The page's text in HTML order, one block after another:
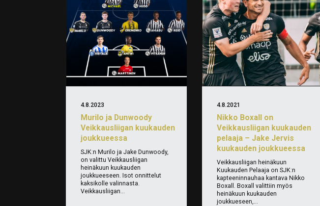
Murilo ja Dunwoody
Veikkausliigan kuukauden
joukkueessa
4.8.2023
SJK:n Murilo ja Jake Dunwoody,
on valittu Veikkausliigan
heinäkuun kuukauden
joukkueeseen. Isot onnittelut
kaksikolle valinnasta.
Veikkausliigan...
Nikko Boxall on
Veikkausliigan kuukauden
pelaaja – Jake Jervis
kuukauden joukkueessa
4.8.2021
Veikkausliigan heinäkuun
Kuukauden Pelaaja on SJK:n
kapteeninnauhaa kantava Nikko
Boxall. Boxall valittiin myös
heinäkuun kuukauden
joukkueseen,...